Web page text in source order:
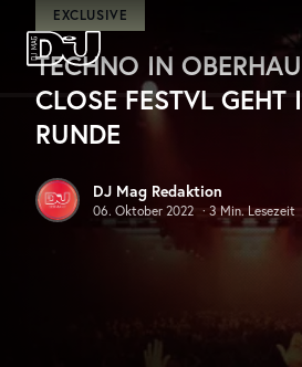
Zum Hauptinhalt springen
DJ Mag Germany
EXCLUSIVE
TECHNO IN
CLOSE FESTVL GEHT
RUNDE
DJ Mag Redaktion
06. Oktober 2022 · 3 Min. Lesezeit